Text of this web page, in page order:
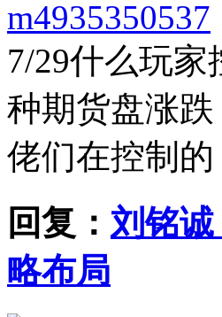
m4935350537
7/29什么玩家
种期货盘涨
佬们在控制的
回复： 刘铭
略布局